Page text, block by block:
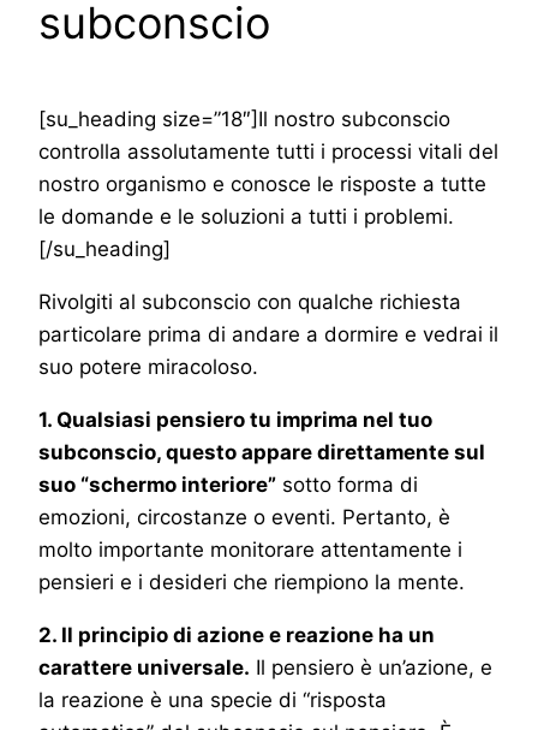
subconscio
[su_heading size=”18″]Il nostro subconscio
controlla assolutamente tutti i processi vitali del
nostro organismo e conosce le risposte a tutte
le domande e le soluzioni a tutti i problemi.
[/su_heading]
Rivolgiti al subconscio con qualche richiesta
particolare prima di andare a dormire e vedrai il
suo potere miracoloso.
1. Qualsiasi pensiero tu imprima nel tuo
subconscio, questo appare direttamente sul
suo “schermo interiore” sotto forma di
emozioni, circostanze o eventi. Pertanto, è
molto importante monitorare attentamente i
pensieri e i desideri che riempiono la mente.
2. Il principio di azione e reazione ha un
carattere universale. Il pensiero è un’azione, e
la reazione è una specie di “risposta